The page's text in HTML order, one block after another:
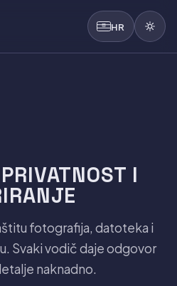
HR
I
fotografija, datoteka i
Svaki vodič daje odgovor
naknadno.